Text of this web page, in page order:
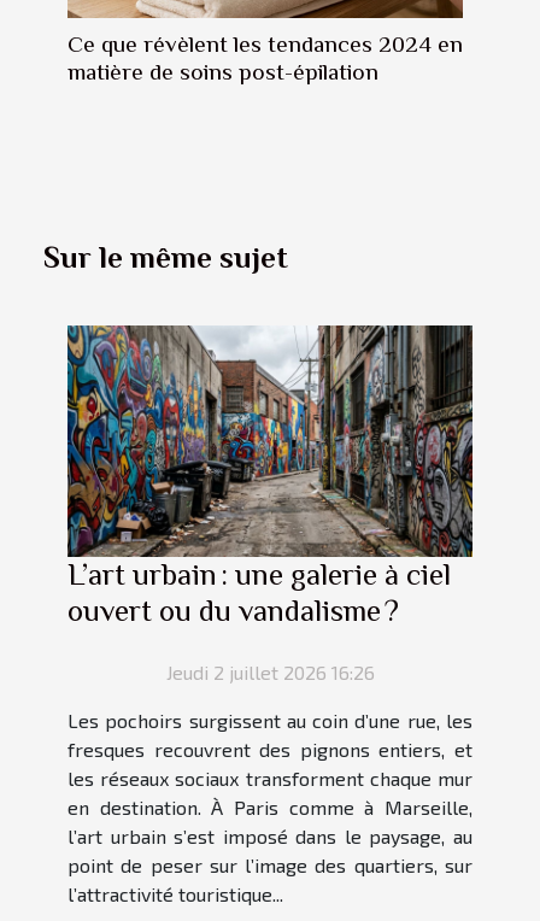
Ce que révèlent les tendances 2024 en
matière de soins post-épilation
Sur le même sujet
L’art urbain : une galerie à ciel
ouvert ou du vandalisme ?
Jeudi 2 juillet 2026 16:26
Les pochoirs surgissent au coin d’une rue, les
fresques recouvrent des pignons entiers, et
les réseaux sociaux transforment chaque mur
en destination. À Paris comme à Marseille,
l’art urbain s’est imposé dans le paysage, au
point de peser sur l’image des quartiers, sur
l’attractivité touristique...